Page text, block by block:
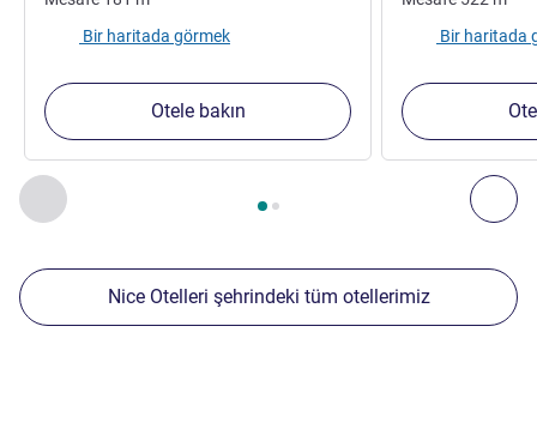
Önceki - Yakınlardaki diğer tesislerimiz
Sayfa , Yakınlardaki diğer tesislerimiz 1 :, Yakınlardaki
Bir haritada görmek
Otele bakın
Bir haritada
Nice Otelleri şehrindeki tüm otellerimiz